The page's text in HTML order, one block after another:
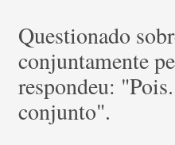
Questionado
conjuntamente
respondeu:
conjunto".